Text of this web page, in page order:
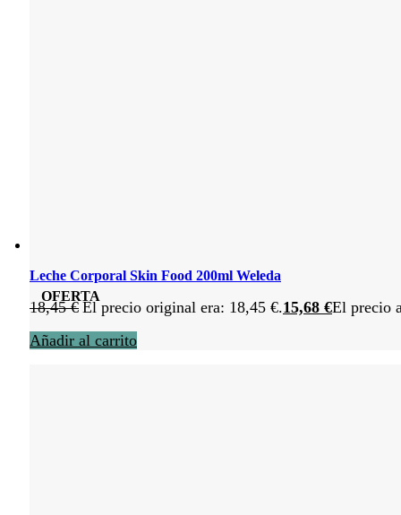
OFERTA
Leche Corporal Skin Food 200ml Weleda
18,45€ El precio original era: 18,45 €.15,68 €El precio
Añadir al carrito